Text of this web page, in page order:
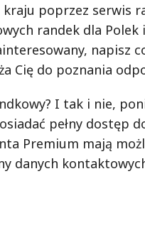
poprzez serwis
randek dla Polek
napisz
Cię do poznania
I tak i nie,
pełny dostęp
Premium mają
danych